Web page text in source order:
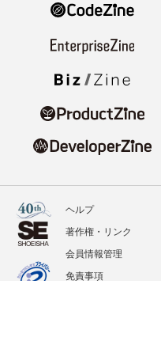
ヘルプ
著作権・リンク
会員情報管理
免責事項